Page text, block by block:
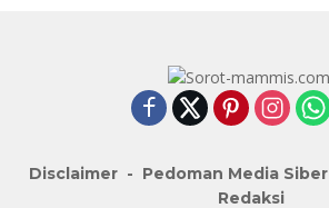
Disclaimer Pedoman Media Siber
Redaksi